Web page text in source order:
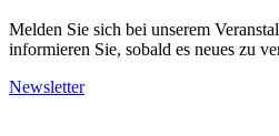
Melden Sie sich bei unserem
informieren Sie, sobald es neues zu
Newsletter